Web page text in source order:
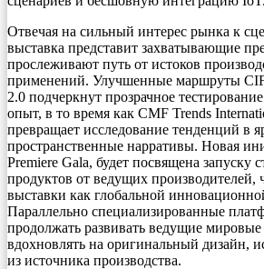
Отвечая на сильный интерес рынка к
выставка представит захватывающие
прослеживают путь от истоков
применений. Улучшенные маршруты
2.0 подчеркнут прозрачное
опыт, в то время как CMF Trends
превращает исследование тенденций в
пространственные нарративы. Новая
Premiere Gala, будет посвящена запуску
продуктов от ведущих производителей,
выставки как глобальной
Параллельно специализированные
продолжать развивать ведущие
вдохновлять на оригинальный дизайн,
из источника производства.